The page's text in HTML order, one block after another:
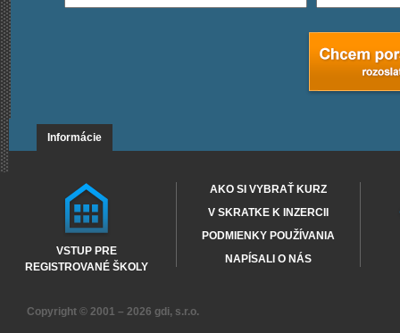
Informácie
VSTUP PRE
REGISTROVANÉ ŠKOLY
AKO SI VYBRAŤ KURZ
V SKRATKE K INZERCII
PODMIENKY POUŽÍVANIA
NAPÍSALI O NÁS
Copyright © 2001 – 2026 gdi, s.r.o.